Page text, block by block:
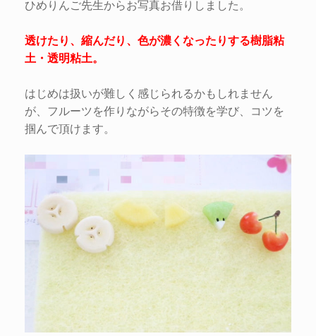
ひめりんご先生からお写真お借りしました。
透けたり、縮んだり、色が濃くなったりする樹脂粘
土・透明粘土。
はじめは扱いが難しく感じられるかもしれません
が、フルーツを作りながらその特徴を学び、コツを
掴んで頂けます。